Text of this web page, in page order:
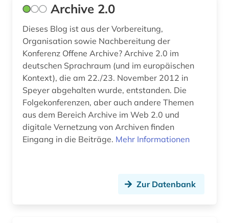
hochschulpolitik (2)
hochschulprofil (1)
hochschulrecht (4)
hochschulschrift (5)
hochschulschriften (1)
hochschulunterricht (1)
hochschulverwaltung (1)
Archive 2.0
Dieses Blog ist aus der Vorbereitung,
Organisation sowie Nachbereitung der
Konferenz Offene Archive? Archive 2.0 im
deutschen Sprachraum (und im europäischen
Kontext), die am 22./23. November 2012 in
Speyer abgehalten wurde, entstanden. Die
Folgekonferenzen, aber auch andere Themen
aus dem Bereich Archive im Web 2.0 und
digitale Vernetzung von Archiven finden
Eingang in die Beiträge. Mehr Informationen
Zur Datenbank